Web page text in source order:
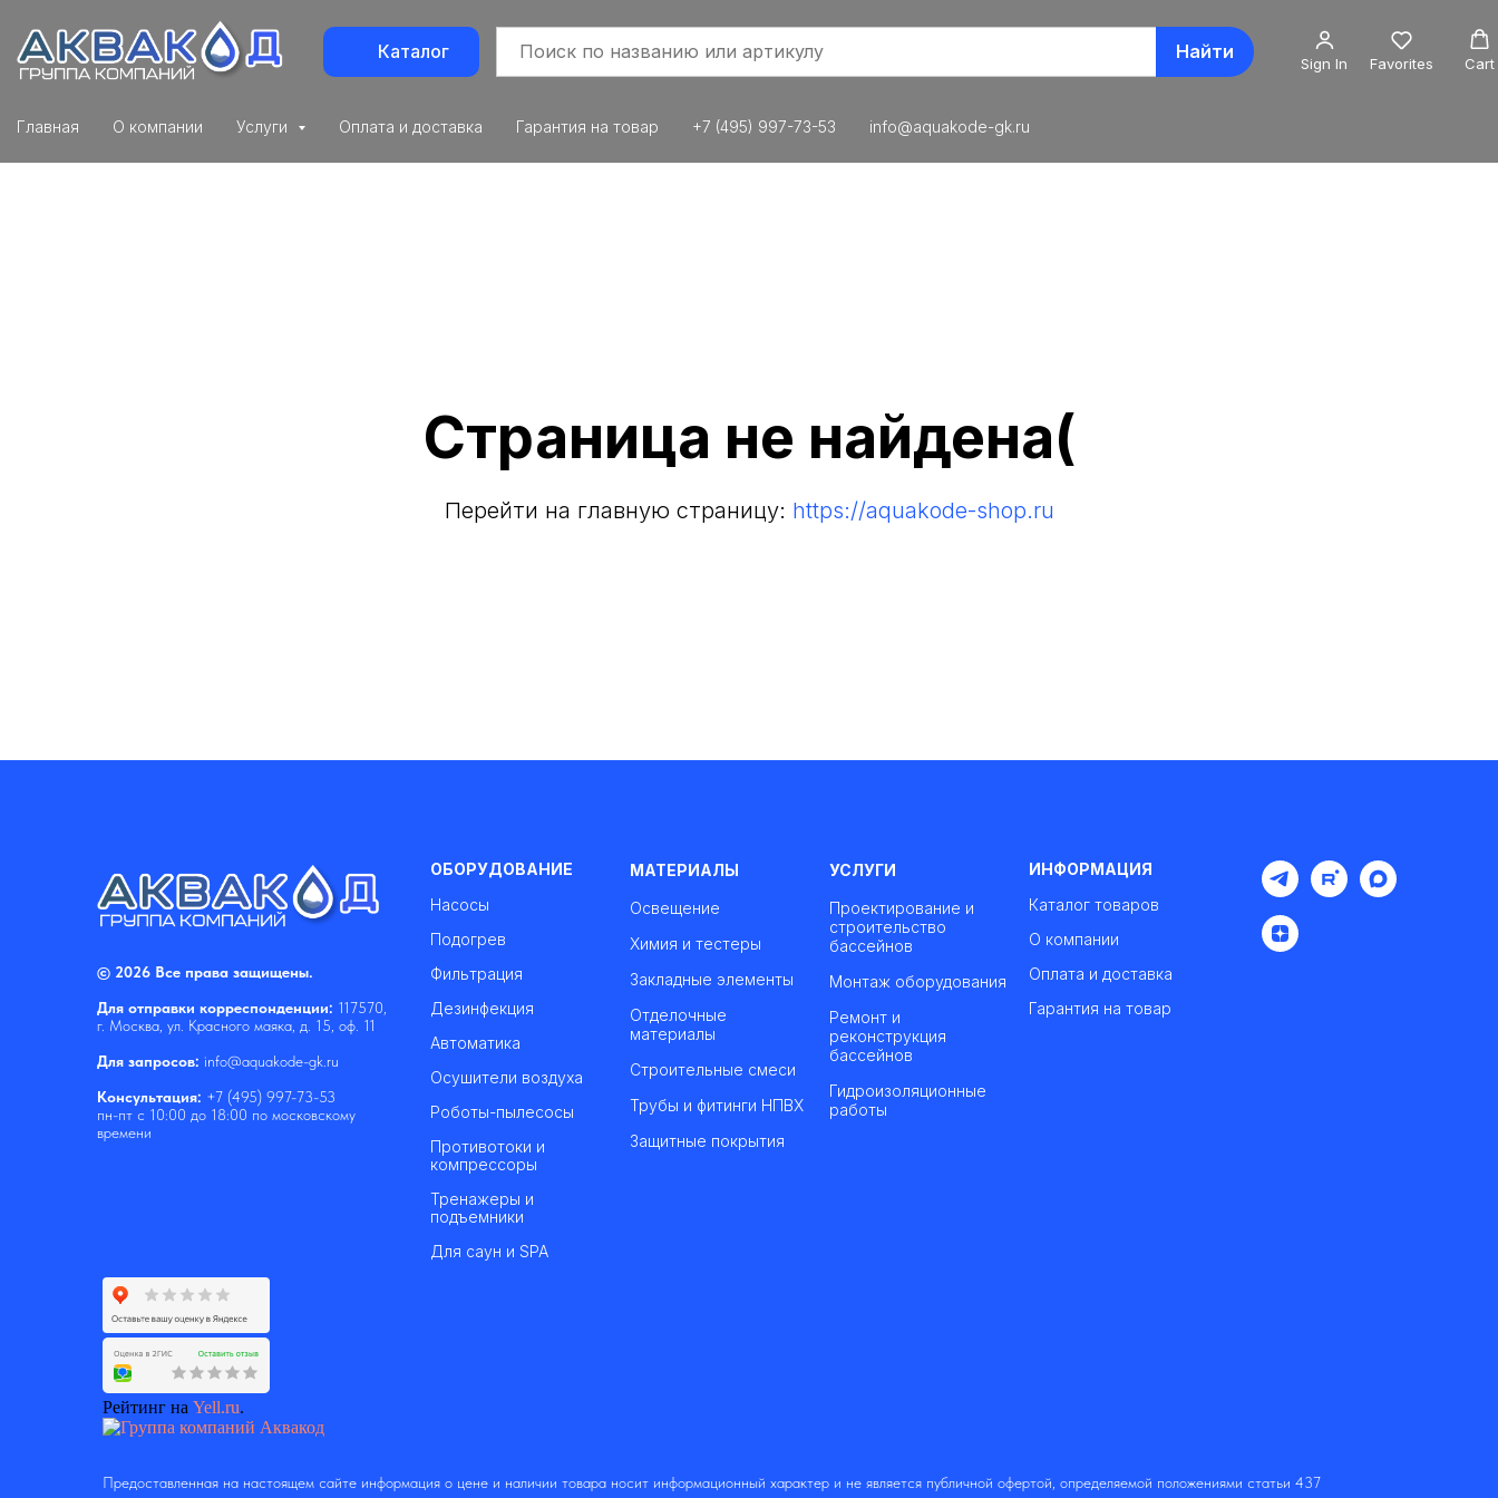
Каталог Найти
Sign In Favorites Cart
Главная О компании Услуги Оплата и доставка Гарантия на товар +7 (495) 997-73-53 info@aquakode-gk.ru
Страница не найдена(
Перейти на главную страницу: https://aquakode-shop.ru
© 2026 Все права защищены.
Для отправки корреспонденции: 117570,
г. Москва, ул. Красного маяка, д. 15, оф. 11
Для запросов: info@aquakode-gk.ru
Консультация: +7 (495) 997-73-53
пн-пт с 10:00 до 18:00 по московскому
времени
ОБОРУДОВАНИЕ
Насосы
Подогрев
Фильтрация
Дезинфекция
Автоматика
Осушители воздуха
Роботы-пылесосы
Противотоки и
компрессоры
Тренажеры и
подъемники
Для саун и SPA
МАТЕРИАЛЫ
Освещение
Химия и тестеры
Закладные элементы
Отделочные
материалы
Строительные смеси
Трубы и фитинги НПВХ
Защитные покрытия
УСЛУГИ
Проектирование и
строительство
бассейнов
Монтаж оборудования
Ремонт и
реконструкция
бассейнов
Гидроизоляционные
работы
ИНФОРМАЦИЯ
Каталог товаров
О компании
Оплата и доставка
Гарантия на товар
Рейтинг на Yell.ru.
Предоставленная на настоящем сайте информация о цене и наличии товара носит информационный характер и не является публичной офертой, определяемой положениями статьи 437